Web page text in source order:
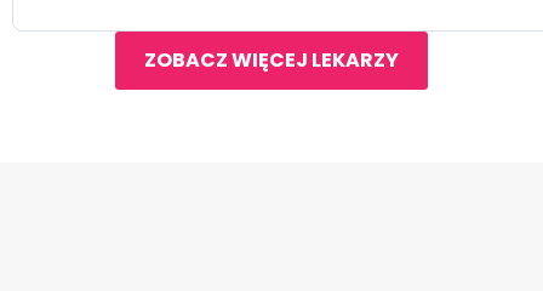
ZOBACZ WIĘCEJ LEKARZY